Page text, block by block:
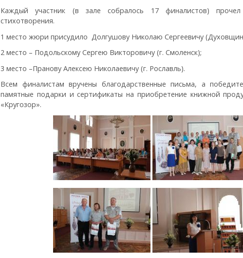
Каждый участник (в зале собралось 17 финалистов)
стихотворения.
1 место жюри присудило Долгушову Николаю Сергеевичу
2 место – Подольскому Сергею Викторовичу (г. Смоленск);
3 место –Пранову Алексею Николаевичу (г. Рославль).
Всем финалистам вручены благодарственные письма, а
памятные подарки и сертификаты на приобретение книжной
«Кругозор».